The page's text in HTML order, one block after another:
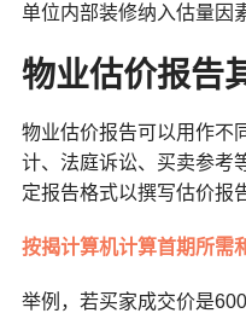
单位内部装修纳入估量因
物业估价报告
物业估价报告可以用作不
计、法庭诉讼、买卖参考
定报告格式以撰写估价报
按揭计算机计算首期所需
举例，若买家成交价是